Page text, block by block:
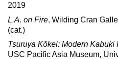
2019
L.A. on Fire, Wilding Cran
(cat.)
Tsuruya Kōkei: Modern
USC Pacific Asia Museum,